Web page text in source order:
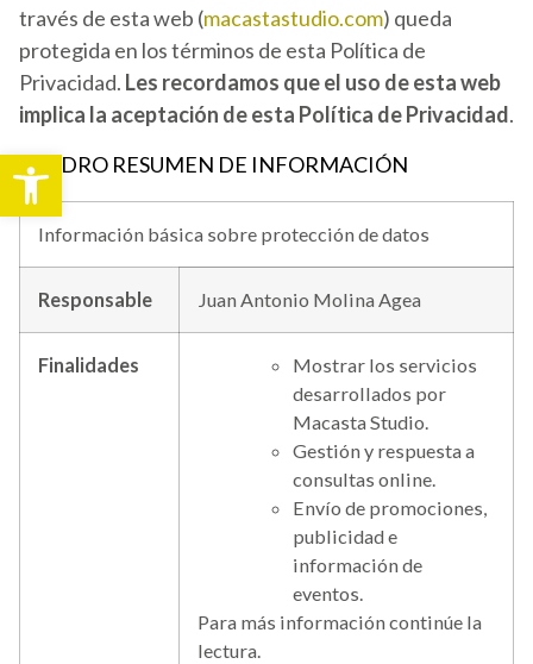
Abrir barra de herramientas
través de esta web (macastastudio.com) queda
protegida en los términos de esta Política de
Privacidad. Les recordamos que el uso de esta web
implica la aceptación de esta Política de Privacidad.
CUADRO RESUMEN DE INFORMACIÓN
Información básica sobre protección de datos
Responsable Juan Antonio Molina Agea
Finalidades
Mostrar los servicios
desarrollados por
Macasta Studio.
Gestión y respuesta a
consultas online.
Envío de promociones,
publicidad e
información de
eventos.
Para más información continúe la
lectura.